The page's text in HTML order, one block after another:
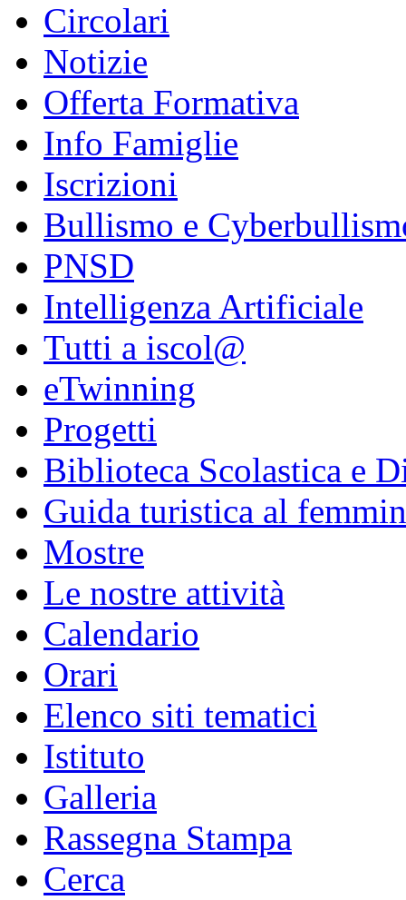
Circolari
Notizie
Offerta Formativa
Info Famiglie
Iscrizioni
Bullismo e
PNSD
Intelligenza Artificiale
Tutti a iscol@
eTwinning
Progetti
Biblioteca Scolastica e
Guida turistica al
Mostre
Le nostre attività
Calendario
Orari
Elenco siti tematici
Istituto
Galleria
Rassegna Stampa
Cerca